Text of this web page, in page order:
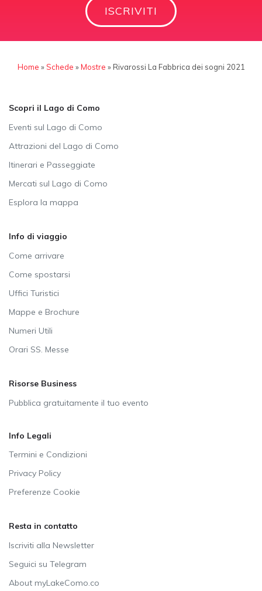
ISCRIVITI
Home »Schede »Mostre » Rivarossi La Fabbrica dei sogni 2021
Scopri il Lago di Como
Eventi sul Lago di Como
Attrazioni del Lago di Como
Itinerari e Passeggiate
Mercati sul Lago di Como
Esplora la mappa
Info di viaggio
Come arrivare
Come spostarsi
Uffici Turistici
Mappe e Brochure
Numeri Utili
Orari SS. Messe
Risorse Business
Pubblica gratuitamente il tuo evento
Info Legali
Termini e Condizioni
Privacy Policy
Preferenze Cookie
Resta in contatto
Iscriviti alla Newsletter
Seguici su Telegram
About myLakeComo.co